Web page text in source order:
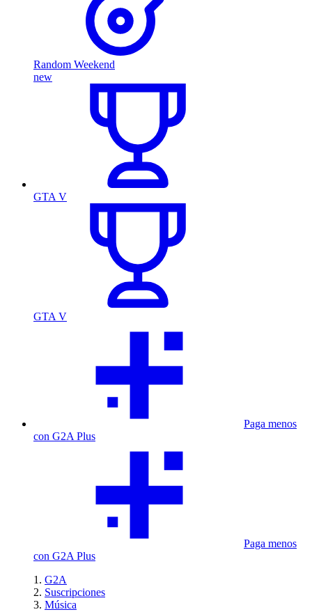
Random Weekend
new
GTA V
GTA V
Paga menos
con G2A Plus
Paga menos
con G2A Plus
G2A
Suscripciones
Música